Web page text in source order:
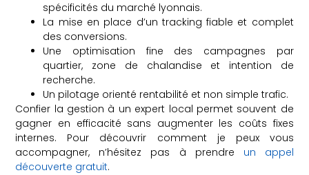
spécificités du marché lyonnais.
La mise en place d’un tracking fiable et complet
des conversions.
Une optimisation fine des campagnes par
quartier, zone de chalandise et intention de
recherche.
Un pilotage orienté rentabilité et non simple trafic.
Confier la gestion à un expert local permet souvent de
gagner en efficacité sans augmenter les coûts fixes
internes. Pour découvrir comment je peux vous
accompagner, n’hésitez pas à prendre un appel
découverte gratuit.